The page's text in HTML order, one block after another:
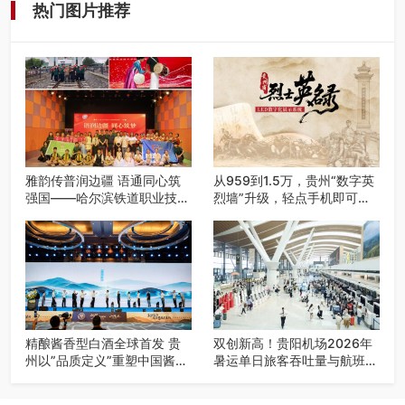
热门图片推荐
雅韵传普润边疆 语通同心筑
强国——哈尔滨铁道职业技术
2026千团万人推普强国行专
项实践
从959到1.5万，贵州“数字英
烈墙”升级，轻点手机即可云
精酿酱香型白酒全球首发 贵
州以”品质定义”重塑中国酱酒
双创新高！贵阳机场2026年
暑运单日旅客吞吐量与航班起